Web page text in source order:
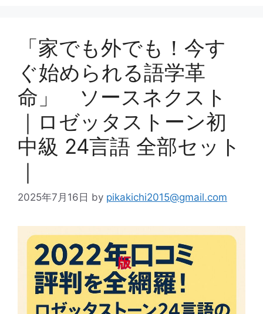
「家でも外でも！今す
ぐ始められる語学革
命」 ソースネクスト
｜ロゼッタストーン初
中級 24言語 全部セット
｜
2025年7月16日 by pikakichi2015@gmail.com